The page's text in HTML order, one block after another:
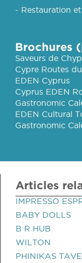
- Restauration
Brochures
Saveurs de
Cypre Routes
EDEN Cyprus
Cyprus EDEN
Gastronomic
EDEN Cultural
Gastronomic
Articles
IMPRESSO
BABY DOLLS
B R HUB
WILTON
PHINIKAS